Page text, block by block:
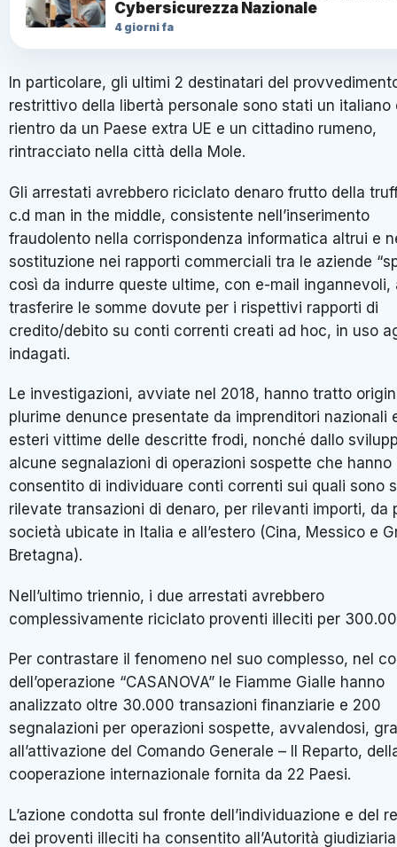
Cybersicurezza Nazionale
4 giorni fa
In particolare, gli ultimi 2 destinatari del
restrittivo della libertà personale sono stati un italiano
rientro da un Paese extra UE e un cittadino rumeno,
rintracciato nella città della Mole.
Gli arrestati avrebbero riciclato denaro frutto della
c.d man in the middle, consistente nell’inserimento
fraudolento nella corrispondenza informatica altrui e
sostituzione nei rapporti commerciali tra le aziende
così da indurre queste ultime, con e-mail ingannevoli,
trasferire le somme dovute per i rispettivi rapporti di
credito/debito su conti correnti creati ad hoc, in uso
indagati.
Le investigazioni, avviate nel 2018, hanno tratto
plurime denunce presentate da imprenditori nazionali
esteri vittime delle descritte frodi, nonché dallo
alcune segnalazioni di operazioni sospette che hanno
consentito di individuare conti correnti sui quali sono
rilevate transazioni di denaro, per rilevanti importi, da
società ubicate in Italia e all’estero (Cina, Messico e
Bretagna).
Nell’ultimo triennio, i due arrestati avrebbero
complessivamente riciclato proventi illeciti per
Per contrastare il fenomeno nel suo complesso, nel
dell’operazione “CASANOVA” le Fiamme Gialle hanno
analizzato oltre 30.000 transazioni finanziarie e 200
segnalazioni per operazioni sospette, avvalendosi,
all’attivazione del Comando Generale – II Reparto,
cooperazione internazionale fornita da 22 Paesi.
L’azione condotta sul fronte dell’individuazione e del
dei proventi illeciti ha consentito all’Autorità